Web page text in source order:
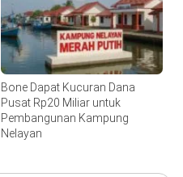
Bone Dapat Kucuran Dana
Pusat Rp20 Miliar untuk
Pembangunan Kampung
Nelayan